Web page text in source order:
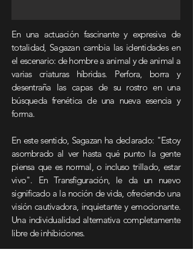
En una actuación fascinante y expresiva de
totalidad, Sagazan cambia las identidades en
el escenario: de hombre a animal y de animal a
varias criaturas híbridas. Perfora, borra y
desentraña las capas de su rostro en una
búsqueda frenética de una nueva esencia y
forma.
En este sentido, Sagazan ha declarado: "Estoy
asombrado al ver hasta qué punto la gente
piensa que es normal, o incluso trillado, estar
vivo". En Transfiguración, le da un nuevo
significado a la noción de vida, ofreciendo una
visión cautivadora, inquietante y emocionante.
Una individualidad alternativa completamente
libre de inhibiciones.